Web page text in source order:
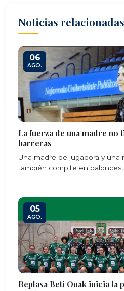
Noticias relacionadas
06
AGO.
La fuerza de una madre no
barreras
Una madre de jugadora y una
también compite en
05
AGO.
Replasa Beti Onak inicia la